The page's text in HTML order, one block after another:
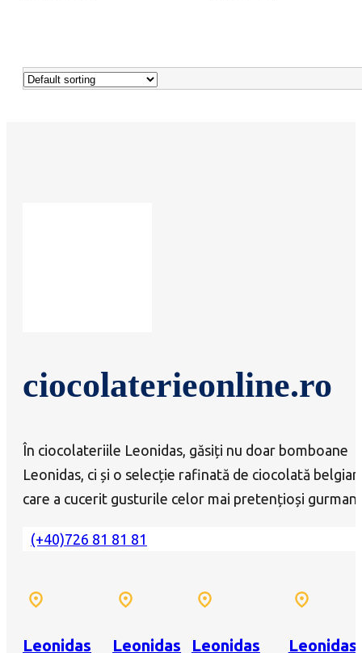
ciocolaterieonline.ro
În ciocolateriile Leonidas, găsiți nu doar bomboane
Leonidas, ci și o selecție rafinată de ciocolată
care a cucerit gusturile celor mai pretențioși
(+40)726 81 81 81
Leonidas
Leonidas
Leonidas
Leonidas